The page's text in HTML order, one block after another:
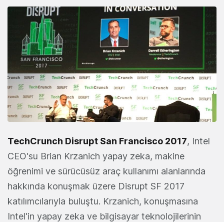
TechCrunch Disrupt San Francisco 2017, Intel
CEO'su Brian Krzanich yapay zeka, makine
öğrenimi ve sürücüsüz araç kullanımı alanlarında
hakkında konuşmak üzere Disrupt SF 2017
katılımcılarıyla buluştu. Krzanich, konuşmasına
Intel'in yapay zeka ve bilgisayar teknolojilerinin